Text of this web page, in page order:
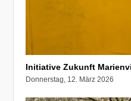
Initiative Zukunft
Donnerstag, 12. März 2026